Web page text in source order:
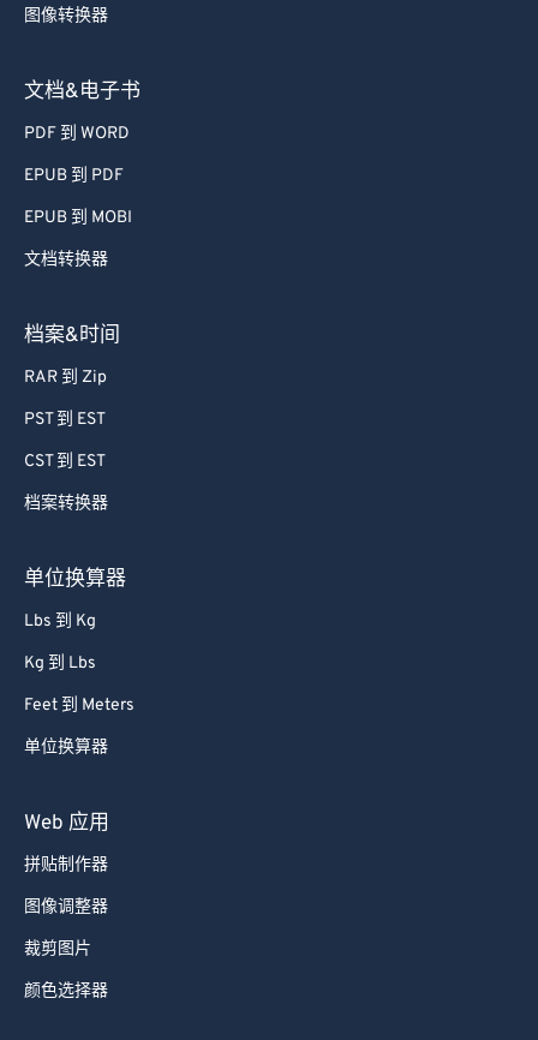
图像转换器
文档&电子书
PDF 到 WORD
EPUB 到 PDF
EPUB 到 MOBI
文档转换器
档案&时间
RAR 到 Zip
PST 到 EST
CST 到 EST
档案转换器
单位换算器
Lbs 到 Kg
Kg 到 Lbs
Feet 到 Meters
单位换算器
Web 应用
拼贴制作器
图像调整器
裁剪图片
颜色选择器